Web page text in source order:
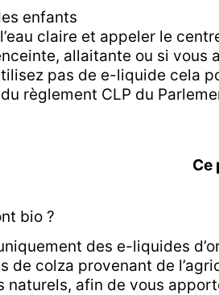
enfants
claire et appeler le
allaitante ou si vous
pas de e-liquide cela
règlement CLP du
Ce
bio ?
des e-liquides
de colza provenant de
naturels, afin de vous